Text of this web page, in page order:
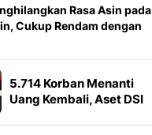
Rasa Asin pada
Cukup Rendam dengan
5.714 Korban Menanti
Uang Kembali, Aset DSI